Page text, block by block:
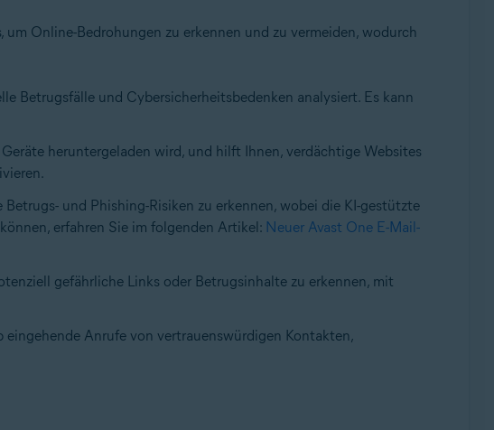
Online-Bedrohungen zu erkennen und zu vermeiden, wodurch
Betrugsfälle und Cybersicherheitsbedenken analysiert. Es kann
heruntergeladen wird, und hilft Ihnen, verdächtige Websites
und Phishing-Risiken zu erkennen, wobei die KI-gestützte
erfahren Sie im folgenden Artikel: Neuer Avast One E-Mail-
gefährliche Links oder Betrugsinhalte zu erkennen, mit
Anrufe von vertrauenswürdigen Kontakten,